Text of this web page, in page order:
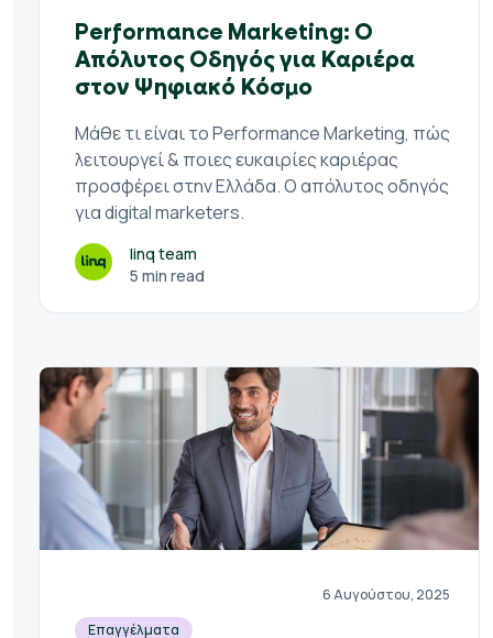
Performance Marketing: Ο
Απόλυτος Οδηγός για Καριέρα
στον Ψηφιακό Κόσμο
Μάθε τι είναι το Performance Marketing, πώς
λειτουργεί & ποιες ευκαιρίες καριέρας
προσφέρει στην Ελλάδα. Ο απόλυτος οδηγός
για digital marketers.
linq team
5 min read
6 Αυγούστου, 2025
Επαγγέλματα